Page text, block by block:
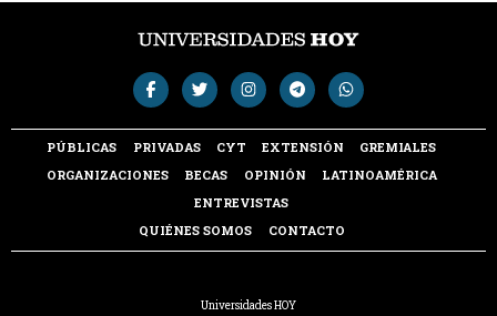
PÚBLICAS PRIVADAS CYT EXTENSIÓN
GREMIALES
ORGANIZACIONES
BECAS OPINIÓN
LATINOAMÉRICA
ENTREVISTAS
QUIÉNES SOMOS
CONTACTO
Universidades HOY